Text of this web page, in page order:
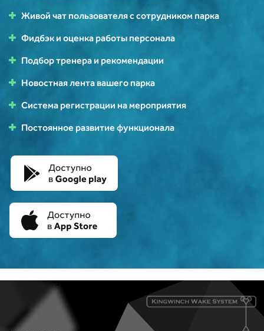
Живой чат пользователя с сотрудником парка
Фидбэк и оценка работы персонала
Подбор тренера и рекомендации
Новостная лента вашего парка
Система регистрации на мероприятия
Постоянное развитие функционала